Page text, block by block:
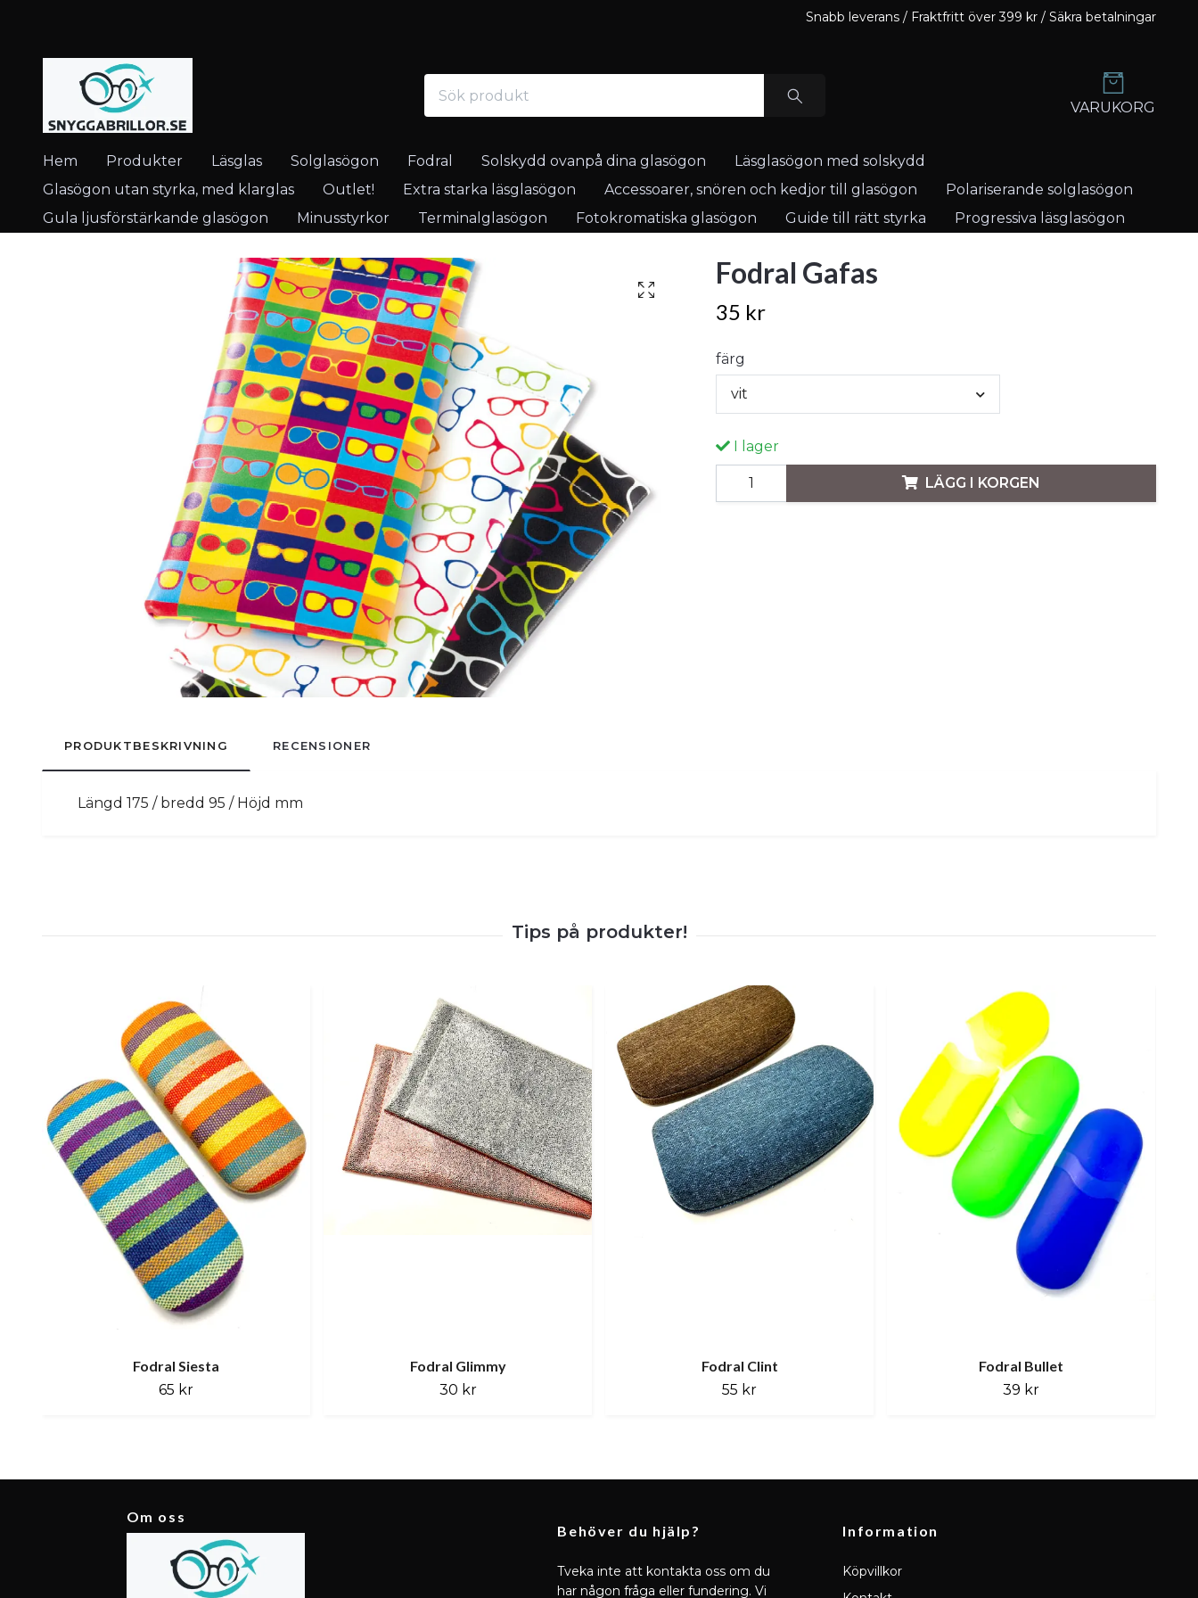
Snabb leverans / Fraktfritt över 399 kr / Säkra betalningar
VARUKORG
Hem Produkter Läsglas Solglasögon Fodral Solskydd ovanpå dina glasögon
Läsglasögon med solskydd
Glasögon utan styrka, med klarglas
Outlet! Extra starka läsglasögon Accessoarer, snören och kedjor till glasögon
Polariserande solglasögon
Gula ljusförstärkande glasögon
Minusstyrkor Terminalglasögon Fotokromatiska glasögon Guide till rätt styrka Progressiva läsglasögon
Fodral Gafas
35 kr
färg
vit
I lager
LÄGG I KORGEN
PRODUKTBESKRIVNING RECENSIONER
Längd 175 / bredd 95 / Höjd mm
Fodral Siesta
65 kr
Fodral Glimmy
30 kr
Fodral Clint
55 kr
Fodral Bullet
39 kr
Om oss
Behöver du hjälp?
Tveka inte att kontakta oss om du
har någon fråga eller fundering. Vi
Information
Köpvillkor